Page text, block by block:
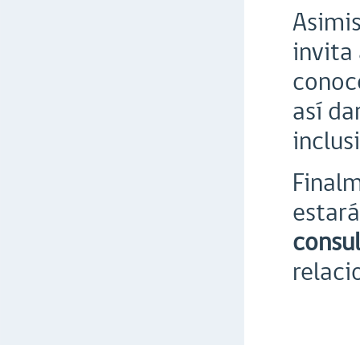
invita
así